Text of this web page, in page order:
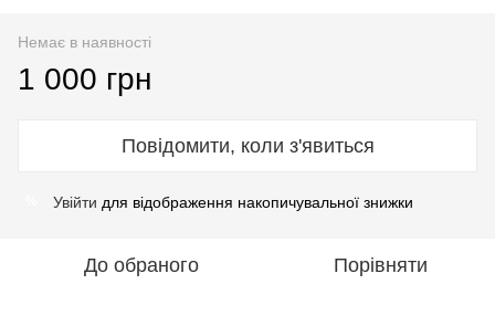
Немає в наявності
1 000 грн
Повідомити, коли з'явиться
Увійти для відображення накопичувальної знижки
До обраного Порівняти